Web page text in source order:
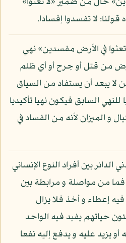
قولنا: لا تفسدوا إفسادا.
في الأرض مفسدين» نهي
من قتل أو جرح أو أي ظلم
يبعد أن يستفاد من السياق
السابق فيكون نهيا تأكيديا
الميزان لأنه من الفساد في
الدائر بين أفراد النوع الإنساني
من مواصلة و مرابطة بين
فيه إعطاء و أخذ فلا يزال
حياتهم يفيد فيه الواحد
يزيد عليه و يدفع إليه نفعا